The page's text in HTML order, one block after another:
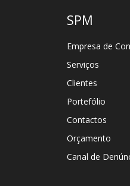
SPM
Empresa de
Serviços
Clientes
Portefólio
Contactos
Orçamento
Canal de